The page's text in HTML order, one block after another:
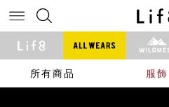
所有商品 服飾